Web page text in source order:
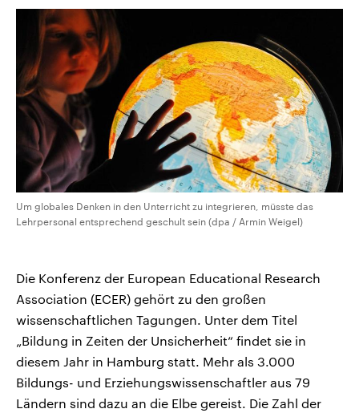
Um globales Denken in den Unterricht zu integrieren, müsste das
Lehrpersonal entsprechend geschult sein (dpa / Armin Weigel)
Die Konferenz der European Educational Research
Association (ECER) gehört zu den großen
wissenschaftlichen Tagungen. Unter dem Titel
„Bildung in Zeiten der Unsicherheit“ findet sie in
diesem Jahr in Hamburg statt. Mehr als 3.000
Bildungs- und Erziehungswissenschaftler aus 79
Ländern sind dazu an die Elbe gereist. Die Zahl der